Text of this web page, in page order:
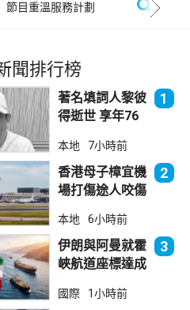
節目重溫服務計劃
聞排行榜
著名填詞人黎彼
得逝世 享年76
1
本地 7小時前
香港母子樟宜機
場打傷途人咬傷
法院判囚
2
本地 6小時前
伊朗與阿曼就霍
峽航道座標達成
部分途經伊朗領
3
國際 1小時前